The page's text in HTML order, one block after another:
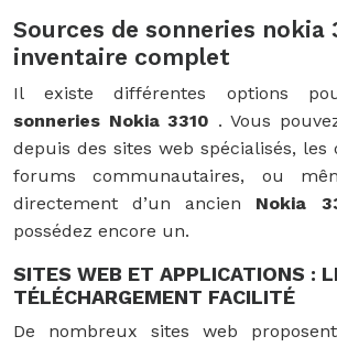
Sources de sonneries nokia
inventaire complet
Il existe différentes options
sonneries Nokia 3310 . Vous
depuis des sites web spécialisés, les
forums communautaires, ou
directement d’un ancien Nokia
possédez encore un.
SITES WEB ET APPLICATIONS :
TÉLÉCHARGEMENT FACILITÉ
De nombreux sites web